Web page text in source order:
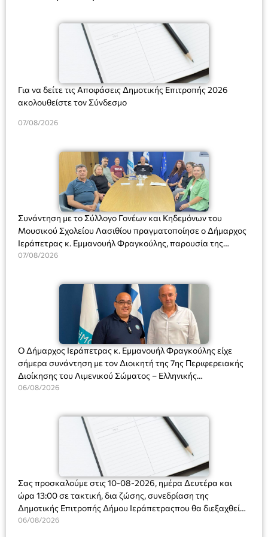
Για να δείτε τις Αποφάσεις Δημοτικής Επιτροπής 2026
ακολουθείστε τον Σύνδεσμο
07/08/2026
Συνάντηση με το Σύλλογο Γονέων και Κηδεμόνων του
Μουσικού Σχολείου Λασιθίου πραγματοποίησε ο Δήμαρχος
Ιεράπετρας κ. Εμμανουήλ Φραγκούλης, παρουσία της
Διευθύντριας του σχολείου κας Μαριάννας Χαΐτα.
07/08/2026
Ο Δήμαρχος Ιεράπετρας κ. Εμμανουήλ Φραγκούλης είχε
σήμερα συνάντηση με τον Διοικητή της 7ης Περιφερειακής
Διοίκησης του Λιμενικού Σώματος – Ελληνικής
Ακτοφυλακής (Λ.Σ.-ΕΛ.ΑΚΤ.), Αρχιπλοίαρχο Λ.Σ. κ. Ιωάννη
06/08/2026
Σας προσκαλούμε στις 10-08-2026, ημέρα Δευτέρα και
ώρα 13:00 σε τακτική, δια ζώσης, συνεδρίαση της
Δημοτικής Επιτροπής Δήμου Ιεράπετραςπου θα διεξαχθεί
στο Δημοτικό Κατάστημα, Δημοκρατίας 31 στην αίθουσα
06/08/2026